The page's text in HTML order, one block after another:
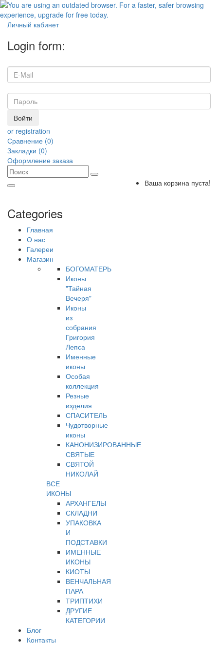
Личный кабинет
Login form:
Войти
or registration
Сравнение (0)
Закладки (0)
Оформление заказа
Ваша корзина пуста!
Categories
Главная
О нас
Галереи
Магазин
БОГОМАТЕРЬ
Иконы
"Тайная
Вечеря"
Иконы
из
собрания
Григория
Лепса
Именные
иконы
Особая
коллекция
Резные
изделия
СПАСИТЕЛЬ
Чудотворные
иконы
КАНОНИЗИРОВАННЫЕ
СВЯТЫЕ
СВЯТОЙ
НИКОЛАЙ
ВСЕ
ИКОНЫ
АРХАНГЕЛЫ
СКЛАДНИ
УПАКОВКА
И
ПОДСТАВКИ
ИМЕННЫЕ
ИКОНЫ
КИОТЫ
ВЕНЧАЛЬНАЯ
ПАРА
ТРИПТИХИ
ДРУГИЕ
КАТЕГОРИИ
Блог
Контакты